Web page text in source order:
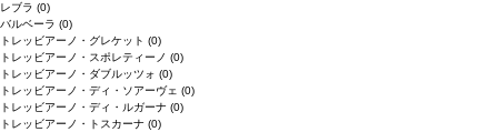
レブラ (0)
バルベーラ (0)
トレッビアーノ・グレケット (0)
トレッビアーノ・スポレティーノ (0)
トレッビアーノ・ダブルッツォ (0)
トレッビアーノ・ディ・ソアーヴェ (0)
トレッビアーノ・ディ・ルガーナ (0)
トレッビアーノ・トスカーナ (0)